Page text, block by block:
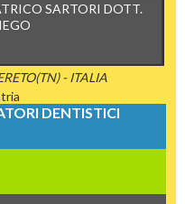
SARTORI DOTT.
- ITALIA
DENTISTICI